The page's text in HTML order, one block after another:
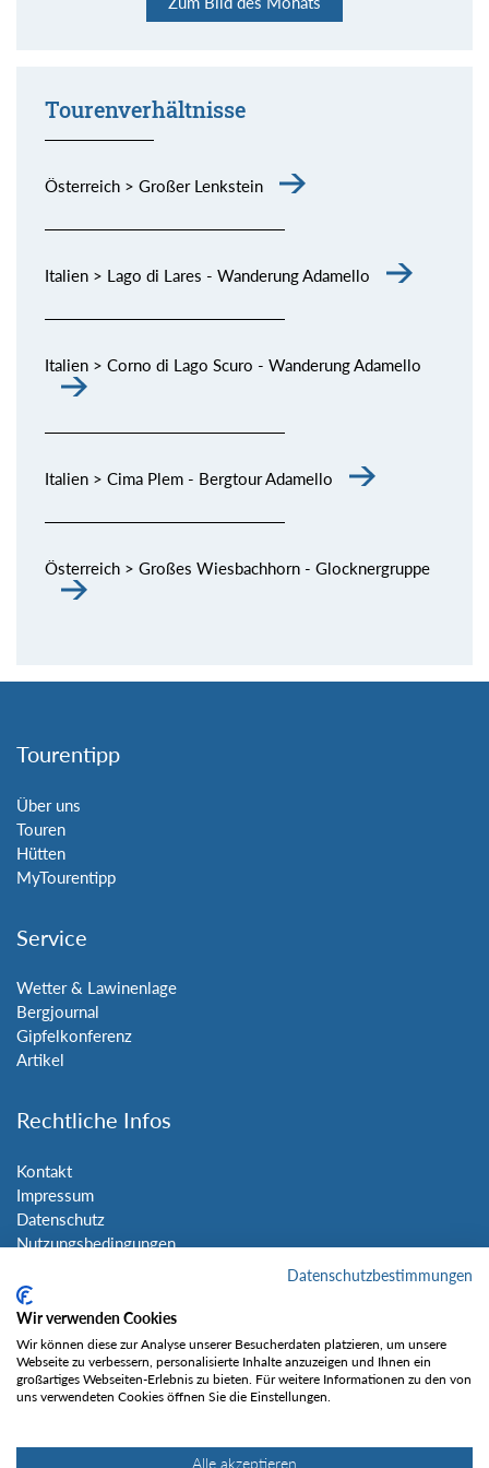
er habe ganz besonderes Wasser. Stimmt!
allen Schattierungen.
spektakuläre Dolomiten-Kette.
die Piste, aber Sonne und Fernsicht waren großartig.
bisschen Skitouren gehen und dazu noch derart schöne
Tourenverhältnisse
Österreich > Großer Lenkstein
Italien > Lago di Lares - Wanderung Adamello
Italien > Corno di Lago Scuro - Wanderung Adamello
Italien > Cima Plem - Bergtour Adamello
Österreich > Großes Wiesbachhorn - Glocknergruppe
Tourentipp
Über uns
Touren
Hütten
MyTourentipp
Service
Wetter & Lawinenlage
Bergjournal
Gipfelkonferenz
Artikel
Rechtliche Infos
Kontakt
Impressum
Datenschutz
Nutzungsbedingungen
Social Media
Datenschutzbestimmungen
Wir verwenden Cookies
Wir können diese zur Analyse unserer Besucherdaten platzieren, um unsere
Webseite zu verbessern, personalisierte Inhalte anzuzeigen und Ihnen ein
großartiges Webseiten-Erlebnis zu bieten. Für weitere Informationen zu den von
uns verwendeten Cookies öffnen Sie die Einstellungen.
Alle akzeptieren